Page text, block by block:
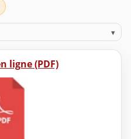
▾
ligne (PDF)